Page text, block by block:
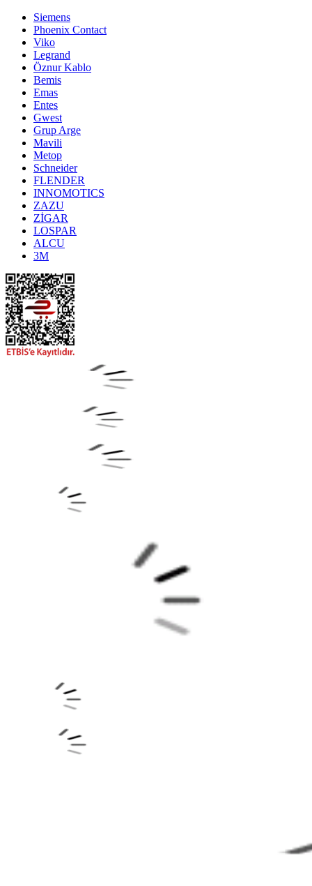
Siemens
Phoenix Contact
Viko
Legrand
Öznur Kablo
Bemis
Emas
Entes
Gwest
Grup Arge
Mavili
Metop
Schneider
FLENDER
INNOMOTICS
ZAZU
ZİGAR
LOSPAR
ALCU
3M